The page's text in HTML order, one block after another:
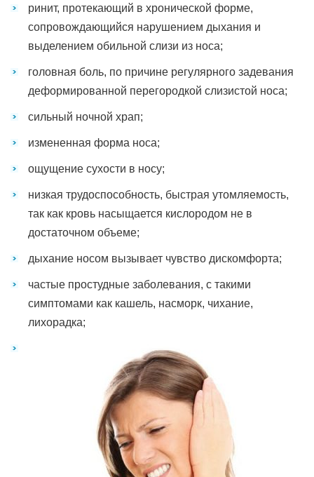
ринит, протекающий в хронической форме,
сопровождающийся нарушением дыхания и
выделением обильной слизи из носа;
головная боль, по причине регулярного задевания
деформированной перегородкой слизистой носа;
сильный ночной храп;
измененная форма носа;
ощущение сухости в носу;
низкая трудоспособность, быстрая утомляемость,
так как кровь насыщается кислородом не в
достаточном объеме;
дыхание носом вызывает чувство дискомфорта;
частые простудные заболевания, с такими
симптомами как кашель, насморк, чихание,
лихорадка;